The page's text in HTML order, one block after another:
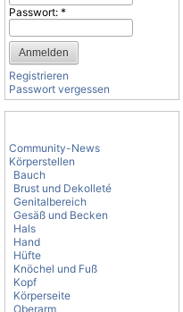
Passwort: *
Registrieren
Passwort vergessen
Community-News
Körperstellen
Bauch
Brust und Dekolleté
Genitalbereich
Gesäß und Becken
Hals
Hand
Hüfte
Knöchel und Fuß
Kopf
Körperseite
Oberarm